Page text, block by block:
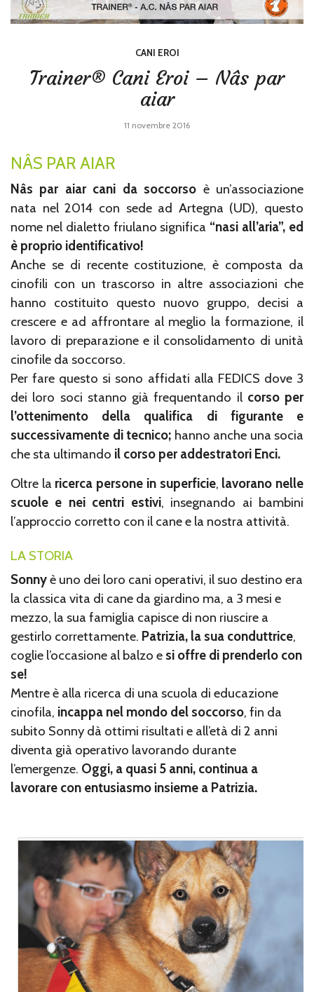
CANI EROI
Trainer® Cani Eroi – Nâs par
aiar
11 novembre 2016
NÂS PAR AIAR
Nâs par aiar cani da soccorso è un’associazione
nata nel 2014 con sede ad Artegna (UD), questo
nome nel dialetto friulano significa “nasi all’aria”, ed
è proprio identificativo!
Anche se di recente costituzione, è composta da
cinofili con un trascorso in altre associazioni che
hanno costituito questo nuovo gruppo, decisi a
crescere e ad affrontare al meglio la formazione, il
lavoro di preparazione e il consolidamento di unità
cinofile da soccorso.
Per fare questo si sono affidati alla FEDICS dove 3
dei loro soci stanno già frequentando il corso per
l’ottenimento della qualifica di figurante
e
successivamente di tecnico; hanno anche una socia
che sta ultimando il corso per addestratori Enci.
Oltre la ricerca persone in superficie, lavorano nelle
scuole e nei centri estivi, insegnando ai bambini
l’approccio corretto con il cane e la nostra attività.
LA STORIA
Sonnyè uno dei loro cani operativi, il suo destino era
la classica vita di cane da giardino ma, a 3 mesi e
mezzo, la sua famiglia capisce di non riuscire a
gestirlo correttamente. Patrizia, la sua conduttrice,
coglie l’occasione al balzo e si offre di prenderlo con
se!
Mentre è alla ricerca di una scuola di educazione
cinofila, incappa nel mondo del soccorso, fin da
subito Sonny dà ottimi risultati e all’età di 2 anni
diventa già operativo lavorando durante
l’emergenze. Oggi, a quasi 5 anni, continua a
lavorare con entusiasmo insieme a Patrizia.